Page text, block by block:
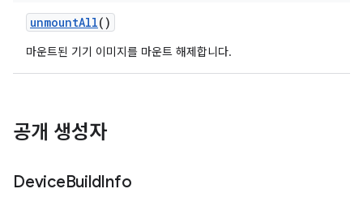
unmountAll()
마운트된 기기 이미지를 마운트 해제합니다.
공개 생성자
DeviceBuildInfo